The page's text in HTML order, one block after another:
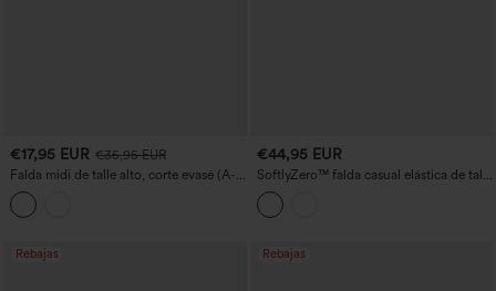
€17,95 EUR €35,95 EUR
Falda midi de talle alto, corte evasé (A-
line) con cordón, de rayas y con
bolsillos, estilo casual
€44,95 EUR
SoftlyZero™ falda casual elástica de talle
alto en piel sintética con estampado en
foil metálico y bolsillos
Rebajas Rebajas